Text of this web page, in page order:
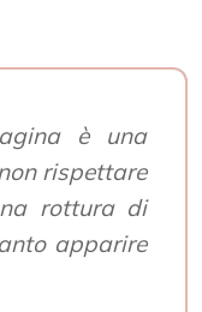
è una
rispettare
rottura di
apparire